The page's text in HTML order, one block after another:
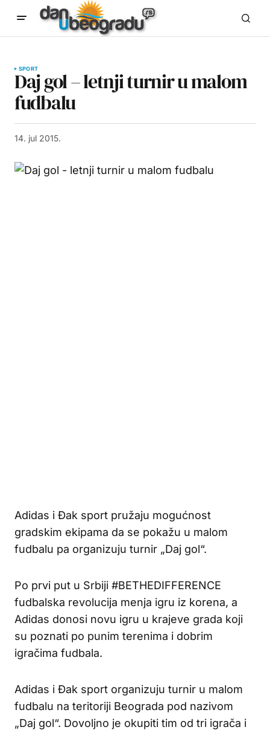
SPORT
Daj gol – letnji turnir u malom
fudbalu
14. jul 2015.
Adidas i Đak sport pružaju mogućnost
gradskim ekipama da se pokažu u malom
fudbalu pa organizuju turnir „Daj gol“.
Po prvi put u Srbiji #BETHEDIFFERENCE
fudbalska revolucija menja igru iz korena, a
Adidas donosi novu igru u krajeve grada koji
su poznati po punim terenima i dobrim
igračima fudbala.
Adidas i Đak sport organizuju turnir u malom
fudbalu na teritoriji Beograda pod nazivom
„Daj gol“. Dovoljno je okupiti tim od tri igrača i